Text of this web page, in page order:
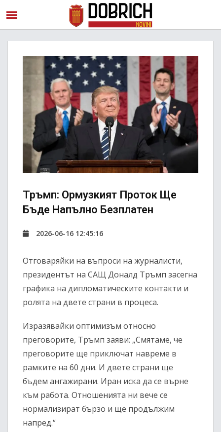
Тръмп: Ормузкият Проток Ще
Бъде Напълно Безплатен
2026-06-16 12:45:16
Отговаряйки на въпроси на журналисти,
президентът на САЩ Доналд Тръмп засегна
графика на дипломатическите контакти и
ролята на двете страни в процеса.
Изразявайки оптимизъм относно
преговорите, Тръмп заяви: „Смятаме, че
преговорите ще приключат навреме в
рамките на 60 дни. И двете страни ще
бъдем ангажирани. Иран иска да се върне
към работа. Отношенията ни вече се
нормализират бързо и ще продължим
напред.“